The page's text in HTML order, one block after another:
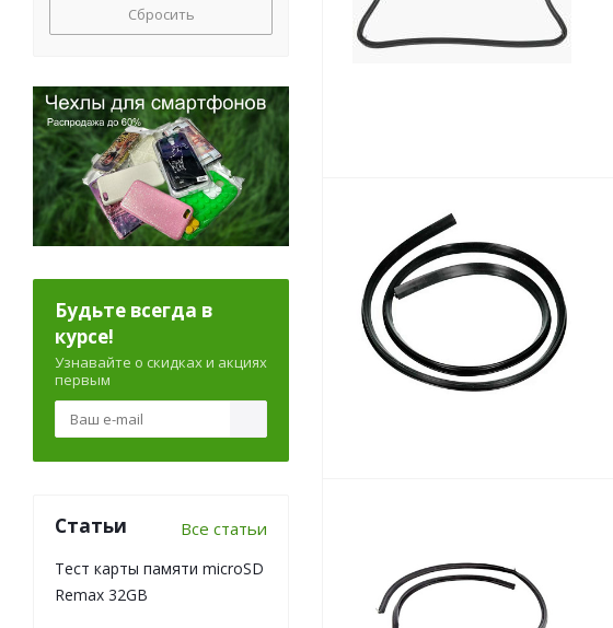
Сбросить
Будьте всегда в
курсе!
Узнавайте о скидках и акциях
первым
Статьи Все статьи
Тест карты памяти microSD
Remax 32GB